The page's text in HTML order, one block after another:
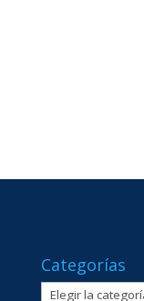
Categorías
Categorías